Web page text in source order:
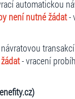
automatickou
není nutné žádat-
- vracení